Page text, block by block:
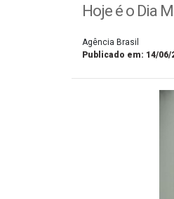
Hoje é o Dia
Agência Brasil
Publicado em: 14/06/